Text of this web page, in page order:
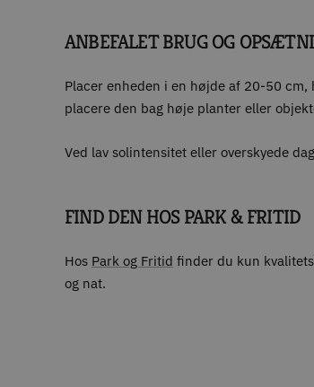
ANBEFALET BRUG OG
Placer enheden i en højde af 20-50
placere den bag høje planter eller
Ved lav solintensitet eller overskyede
FIND DEN HOS PARK & FRITID
Hos Park og Fritid finder du kun
og nat.